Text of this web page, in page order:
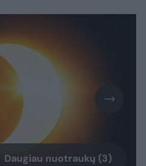
Daugiau nuotraukų (3)